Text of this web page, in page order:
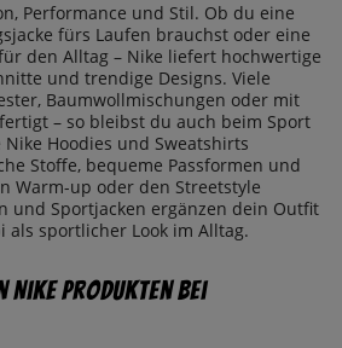
Performance und Stil. Ob du eine
fürs Laufen brauchst oder eine
den Alltag – Nike liefert hochwertige
und trendige Designs. Viele
Baumwollmischungen oder mit
– so bleibst du auch beim Sport
Hoodies und Sweatshirts
Stoffe, bequeme Passformen und
Warm-up oder den Streetstyle
und Sportjacken ergänzen dein Outfit
als sportlicher Look im Alltag.
Produkten bei